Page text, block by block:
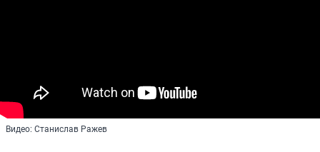
Видео: Станислав Ражев